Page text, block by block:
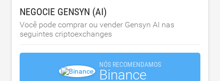
NEGOCIE GENSYN (AI)
Você pode comprar ou vender Gensyn AI nas
seguintes criptoexchanges
NÓS RECOMENDAMOS
Binance